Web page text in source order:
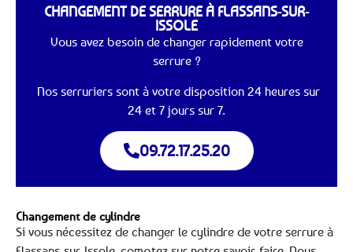
CHANGEMENT DE SERRURE À FLASSANS-SUR-
ISSOLE
Vous avez besoin de changer rapidement votre
serrure ?
Nos serruriers sont à votre disposition 24 heures sur
24 et 7 jours sur 7.
09.72.17.25.20
Changement de cylindre
Si vous nécessitez de changer le cylindre de votre serrure à